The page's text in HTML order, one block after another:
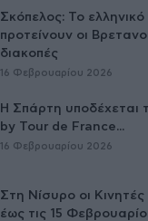
Σκόπελος: Το ελληνικό
προτείνουν οι
διακοπές
16 Φεβρουαρίου 2026
Η Σπάρτη υποδέχεται
by Tour de France...
16 Φεβρουαρίου 2026
Στη Νίσυρο οι
έως τις 15